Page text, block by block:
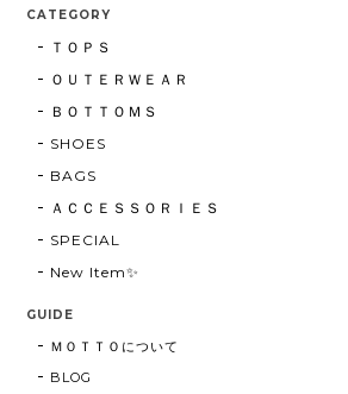
CATEGORY
ＴＯＰＳ
ＯＵＴＥＲＷＥＡＲ
ＢＯＴＴＯＭＳ
SHOES
BAGS
ＡＣＣＥＳＳＯＲＩＥＳ
SPECIAL
New Item✨
GUIDE
ＭＯＴＴＯについて
BLOG